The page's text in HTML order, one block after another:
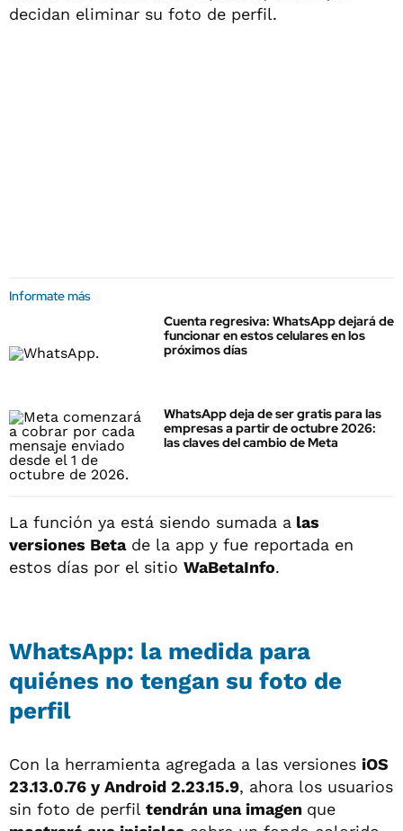
decidan eliminar su foto de perfil.
Informate más
Cuenta regresiva: WhatsApp dejará de
funcionar en estos celulares en los
próximos días
WhatsApp deja de ser gratis para las
empresas a partir de octubre 2026:
las claves del cambio de Meta
La función ya está siendo sumada a las
versiones Betade la app y fue reportada en
estos días por el sitio WaBetaInfo.
WhatsApp: la medida para
quiénes no tengan su foto de
perfil
Con la herramienta agregada a las versiones iOS
23.13.0.76 y Android 2.23.15.9, ahora los usuarios
sin foto de perfil tendrán una imagen que